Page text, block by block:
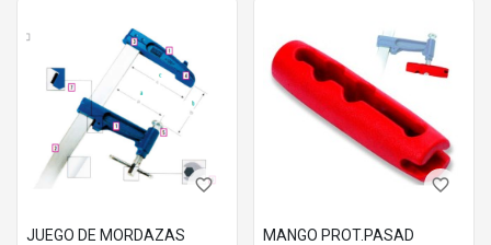
favorite_border
JUEGO DE MORDAZAS
favorite_border
MANGO PROT.PASAD